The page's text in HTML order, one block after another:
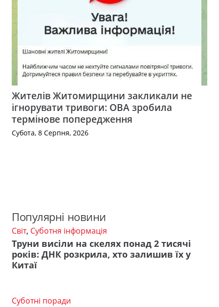
Жителів Житомирщини закликали не
ігнорувати тривоги: ОВА зробила
термінове попередження
Субота, 8 Серпня, 2026
Популярні новини
Світ, Суботня інформація
Труни висіли на скелях понад 2 тисячі
років: ДНК розкрила, хто залишив їх у
Китаї
Суботні поради